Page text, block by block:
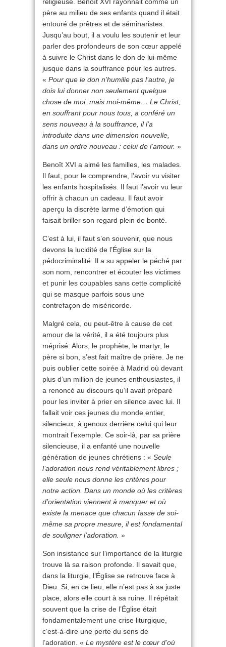
père au milieu de ses enfants quand il était
entouré de prêtres et de séminaristes.
Jusqu’au bout, il a voulu les soutenir et leur
parler des profondeurs de son cœur appelé
à suivre le Christ dans le don de lui-même
jusque dans la souffrance pour les autres.
« Pour que le don n’humilie pas l’autre, je
dois lui donner non seulement quelque
chose de moi, mais moi-même… Le Christ,
en souffrant pour nous tous, a conféré un
sens nouveau à la souffrance, il l’a
introduite dans une dimension nouvelle,
dans un ordre nouveau : celui de l’amour. »
Benoît XVI a aimé les familles, les malades.
Il faut, pour le comprendre, l’avoir vu visiter
les enfants hospitalisés. Il faut l’avoir vu leur
offrir à chacun un cadeau. Il faut avoir
aperçu la discrète larme d’émotion qui
faisait briller son regard plein de bonté.
C’est à lui, il faut s’en souvenir, que nous
devons la lucidité de l’Église sur la
pédocriminalité. Il a su appeler le péché par
son nom, rencontrer et écouter les victimes
et punir les coupables sans cette complicité
qui se masque parfois sous une
contrefaçon de miséricorde.
Malgré cela, ou peut-être à cause de cet
amour de la vérité, il a été toujours plus
méprisé. Alors, le prophète, le martyr, le
père si bon, s’est fait maître de prière. Je ne
puis oublier cette soirée à Madrid où devant
plus d’un million de jeunes enthousiastes, il
a renoncé au discours qu’il avait préparé
pour les inviter à prier en silence avec lui. Il
fallait voir ces jeunes du monde entier,
silencieux, à genoux derrière celui qui leur
montrait l’exemple. Ce soir-là, par sa prière
silencieuse, il a enfanté une nouvelle
génération de jeunes chrétiens : « Seule
l’adoration nous rend véritablement libres ;
elle seule nous donne les critères pour
notre action. Dans un monde où les critères
d’orientation viennent à manquer et où
existe la menace que chacun fasse de soi-
même sa propre mesure, il est fondamental
de souligner l’adoration. »
Son insistance sur l’importance de la liturgie
trouve là sa raison profonde. Il savait que,
dans la liturgie, l’Église se retrouve face à
Dieu. Si, en ce lieu, elle n’est pas à sa juste
place, alors elle court à sa ruine. Il répétait
souvent que la crise de l’Église était
fondamentalement une crise liturgique,
c’est-à-dire une perte du sens de
l’adoration. « Le mystère est le cœur d’où